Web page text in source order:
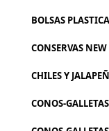
BOLSAS
CONSERVAS NEW
CHILES Y
CONOS-